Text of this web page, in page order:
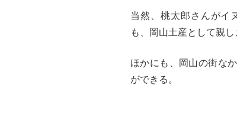
当然、桃太郎さんがイ
も、岡山土産として親し
ほかにも、岡山の街な
ができる。